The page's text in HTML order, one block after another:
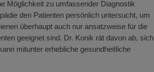
Möglichkeit zu umfassender Diagnostik
den Patienten persönlich untersucht, um
überhaupt auch nur ansatzweise für die
geeignet sind. Dr. Konik rät davon ab, sich
mitunter erhebliche gesundheitliche